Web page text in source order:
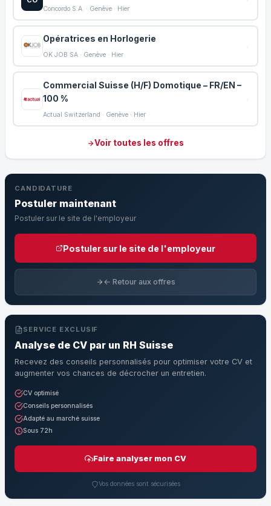
Concordo S.A. · Genève · Hier
Opératrices en Horlogerie
OK JOB SA · Genève · Hier
Commercial Suisse (H/F) Domotique – FR/EN –
100 %
Actual Switzerland · Genève · Hier
Voir toutes les offres
CANDIDATURE
Postuler maintenant
Postuler sur le site de l'employeur
Postuler sur le site de l'employeur
← Retour aux offres
SERVICE EXCLUSIF
Analyse de CV par un RH Suisse
Recevez des conseils personnalisés pour optimiser votre CV et
augmenter vos chances de décrocher un entretien.
CV optimisé
Conseils personnalisés
Adapté au marché suisse
Sous 72h
Faire analyser mon CV
Vos données sont sécurisées